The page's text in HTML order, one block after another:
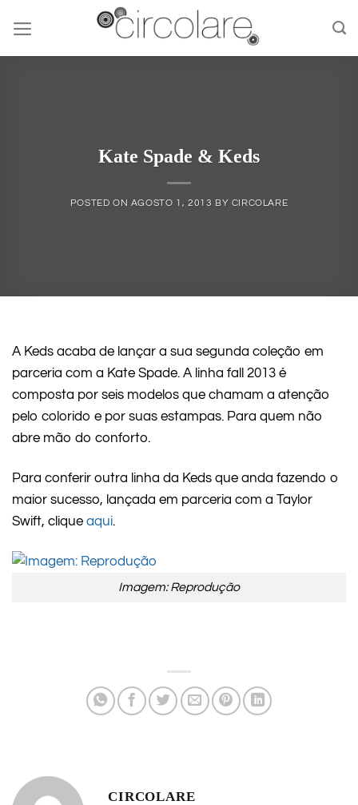
content
Kate Spade & Keds
POSTED ON AGOSTO 1, 2013 BY CIRCOLARE
A Keds acaba de lançar a sua segunda coleção em
parceria com a Kate Spade. A linha fall 2013 é
composta por seis modelos que chamam a atenção
pelo colorido e por suas estampas. Para quem não
abre mão do conforto.
Para conferir outra linha da Keds que anda fazendo o
maior sucesso, lançada em parceria com a Taylor
Swift, clique aqui.
Imagem: Reprodução
CIRCOLARE